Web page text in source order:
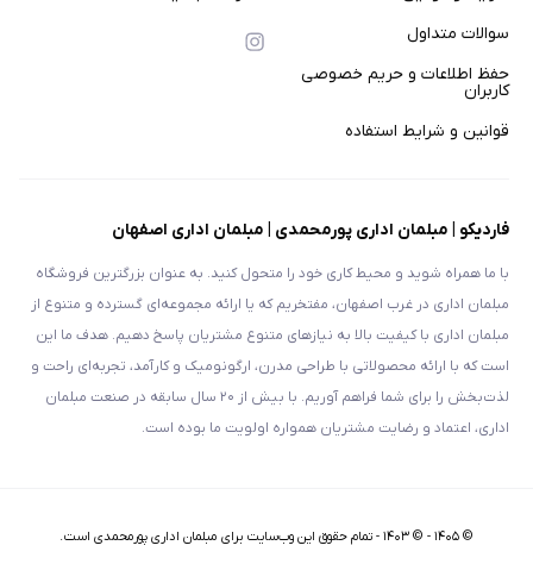
سوالات متداول
حفظ اطلاعات و حریم خصوصی
کاربران
قوانین و شرایط استفاده
فاردیکو | مبلمان اداری پورمحمدی | مبلمان اداری اصفهان
با ما همراه شوید و محیط کاری خود را متحول کنید. به عنوان بزرگترین فروشگاه
مبلمان اداری در غرب اصفهان، مفتخریم که یا ارائه مجموعه‌ای گسترده و متنوع از
مبلمان اداری با کیفیت بالا به نیازهای متنوع مشتریان پاسخ دهیم. هدف ما این
است که با ارائه محصولاتی با طراحی مدرن، ارگونومیک و کارآمد، تجربه‌ای راحت و
لذت‌بخش را برای شما فراهم آوریم. با بیش از ۲۰ سال سابقه در صنعت مبلمان
اداری، اعتماد و رضایت مشتریان همواره اولویت ما بوده است.
© ۱۴۰۵ - © ۱۴۰۳ - تمام حقوق اين وب‌سايت برای مبلمان اداری پورمحمدی است.